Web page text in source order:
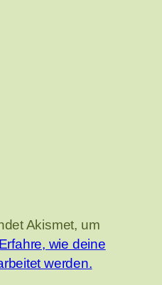
Akismet, um
Erfahre, wie deine
werden.